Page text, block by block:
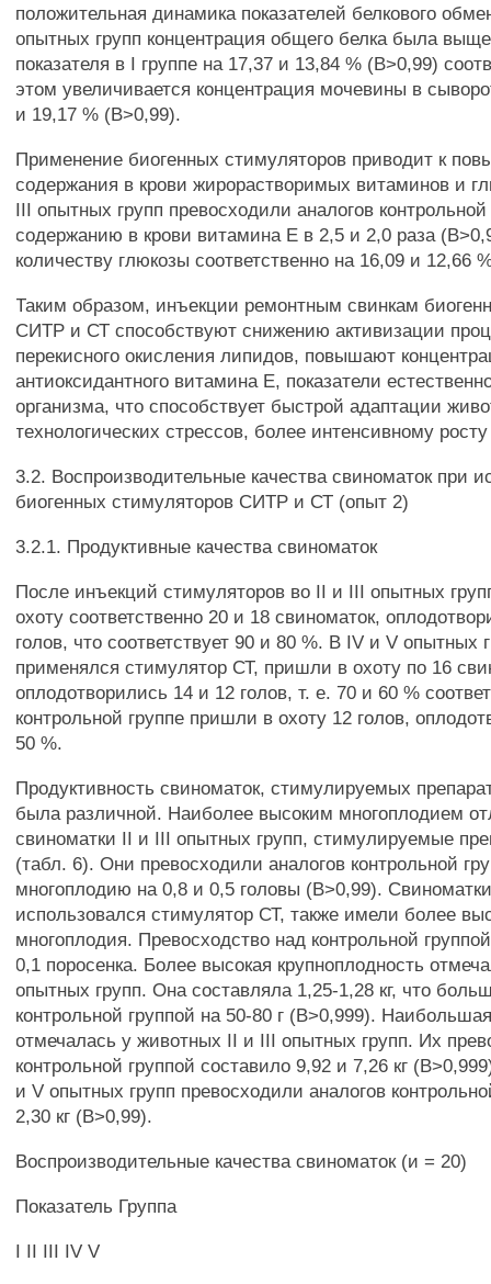
положительная динамика показателей белкового
опытных групп концентрация общего белка была выще
показателя в I группе на 17,37 и 13,84 % (В>0,99)
этом увеличивается концентрация мочевины в
и 19,17 % (В>0,99).
Применение биогенных стимуляторов приводит к
содержания в крови жирорастворимых витаминов и
III опытных групп превосходили аналогов
содержанию в крови витамина Е в 2,5 и 2,0 раза
количеству глюкозы соответственно на 16,09 и 12,66
Таким образом, инъекции ремонтным свинкам
СИТР и СТ способствуют снижению активизации
перекисного окисления липидов, повышают
антиоксидантного витамина Е, показатели
организма, что способствует быстрой адаптации
технологических стрессов, более интенсивному
3.2. Воспроизводительные качества свиноматок при
биогенных стимуляторов СИТР и СТ (опыт 2)
3.2.1. Продуктивные качества свиноматок
После инъекций стимуляторов во II и III опытных
охоту соответственно 20 и 18 свиноматок,
голов, что соответствует 90 и 80 %. В IV и V опытных
применялся стимулятор СТ, пришли в охоту по 16
оплодотворились 14 и 12 голов, т. е. 70 и 60 %
контрольной группе пришли в охоту 12 голов,
50 %.
Продуктивность свиноматок, стимулируемых
была различной. Наиболее высоким многоплодием
свиноматки II и III опытных групп, стимулируемые
(табл. 6). Они превосходили аналогов контрольной
многоплодию на 0,8 и 0,5 головы (В>0,99).
использовался стимулятор СТ, также имели более
многоплодия. Превосходство над контрольной
0,1 поросенка. Более высокая крупноплодность
опытных групп. Она составляла 1,25-1,28 кг, что
контрольной группой на 50-80 г (В>0,999).
отмечалась у животных II и III опытных групп. Их
контрольной группой составило 9,92 и 7,26 кг
и V опытных групп превосходили аналогов
2,30 кг (В>0,99).
Воспроизводительные качества свиноматок (и = 20)
Показатель Группа
I II III IV V